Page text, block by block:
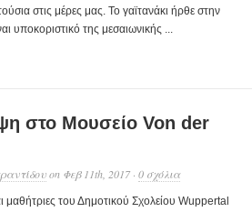
στις μέρες μας. Το γαϊτανάκι ήρθε στην
υποκοριστικό της μεσαιωνικής ...
στο Μουσείο Von der
on Φεβ 11th, 2017 · 0 σχόλια
μαθήτριες του Δημοτικού Σχολείου Wuppertal